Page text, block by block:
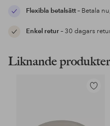
Flexibla betalsätt– Betala
Enkel retur– 30 dagars
Liknande produkter
Lägg